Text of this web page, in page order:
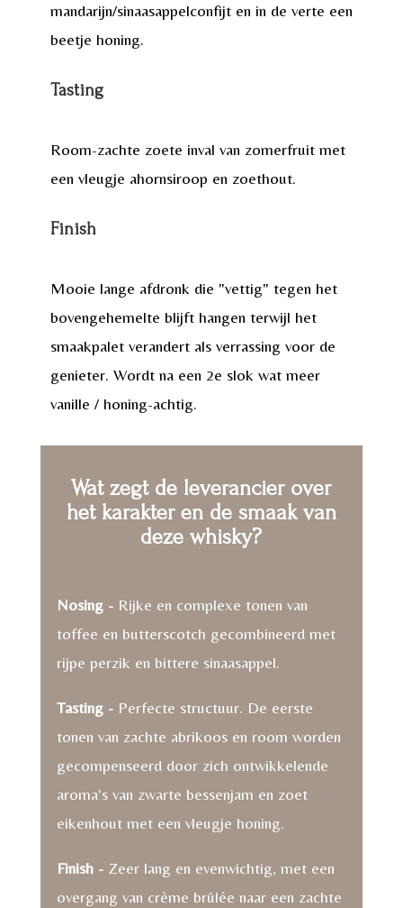
mandarijn/sinaasappelconfijt en in de verte een
beetje honing.
Tasting
Room-zachte zoete inval van zomerfruit met
een vleugje ahornsiroop en zoethout.
Finish
Mooie lange afdronk die "vettig" tegen het
bovengehemelte blijft hangen terwijl het
smaakpalet verandert als verrassing voor de
genieter. Wordt na een 2e slok wat meer
vanille / honing-achtig.
Wat zegt de leverancier over
het karakter en de smaak van
deze whisky?
Nosing - Rijke en complexe tonen van
toffee en butterscotch gecombineerd met
rijpe perzik en bittere sinaasappel.
Tasting - Perfecte structuur. De eerste
tonen van zachte abrikoos en room worden
gecompenseerd door zich ontwikkelende
aroma's van zwarte bessenjam en zoet
eikenhout met een vleugje honing.
Finish - Zeer lang en evenwichtig, met een
overgang van crème brûlée naar een zachte